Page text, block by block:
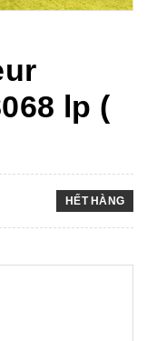
lp (
HẾT HÀNG